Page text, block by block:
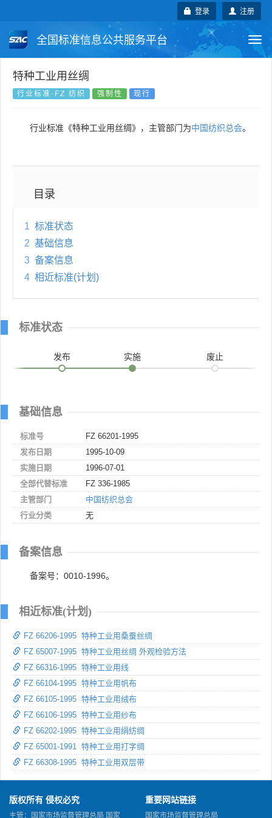
注册
登录
全国标准信息公共服务平台
国家标准
国外标准 技术委员会
特种工业用丝绸
行业标准-FZ 纺织 强制性 现行
行业标准《特种工业用丝绸》，主管部门为中国纺织总会。
目录
1 标准状态
2 基础信息
3 备案信息
4 相近标准(计划)
标准状态
发布 实施 废止
基础信息
标准号
FZ 66201-1995
发布日期
1995-10-09
实施日期
1996-07-01
全部代替标准
FZ 336-1985
主管部门
中国纺织总会
行业分类
无
备案信息
备案号：0010-1996。
相近标准(计划)
FZ 66206-1995 特种工业用桑蚕丝绸
FZ 65007-1995 特种工业用丝绸 外观检验方法
FZ 66316-1995 特种工业用线
FZ 66104-1995 特种工业用帆布
FZ 66105-1995 特种工业用绒布
FZ 66106-1995 特种工业用纱布
FZ 66202-1995 特种工业用绢纺绸
FZ 65001-1991 特种工业用打字绸
FZ 66308-1995 特种工业用双层带
版权所有 侵权必究
主管：国家市场监督管理总局 国家
重要网站链接
国家市场监督管理总局